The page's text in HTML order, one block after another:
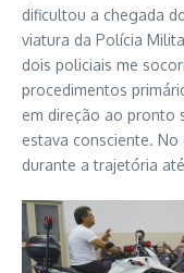
dificultou a chegada
viatura da Polícia
dois policiais me
procedimentos
em direção ao pronto
estava consciente.
durante a trajetória